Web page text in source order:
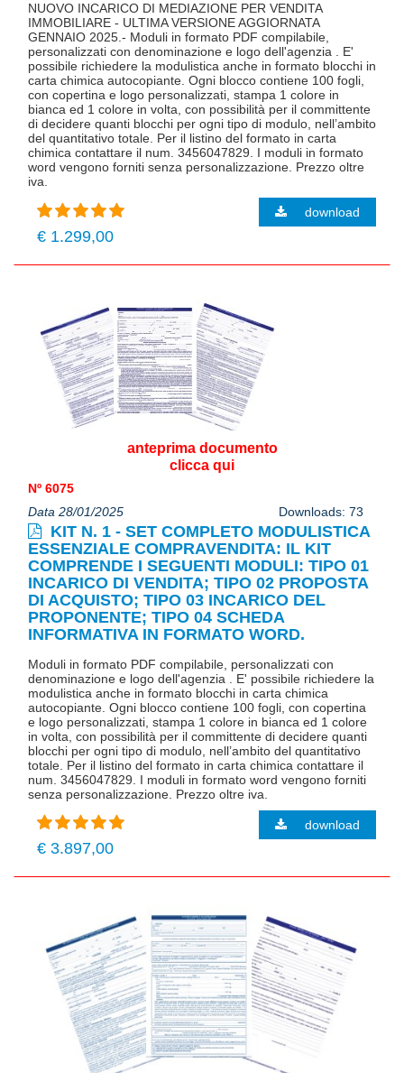
NUOVO INCARICO DI MEDIAZIONE PER VENDITA
IMMOBILIARE - ULTIMA VERSIONE AGGIORNATA
GENNAIO 2025.- Moduli in formato PDF compilabile,
personalizzati con denominazione e logo dell'agenzia . E'
possibile richiedere la modulistica anche in formato blocchi in
carta chimica autocopiante. Ogni blocco contiene 100 fogli,
con copertina e logo personalizzati, stampa 1 colore in
bianca ed 1 colore in volta, con possibilità per il committente
di decidere quanti blocchi per ogni tipo di modulo, nell’ambito
del quantitativo totale. Per il listino del formato in carta
chimica contattare il num. 3456047829. I moduli in formato
word vengono forniti senza personalizzazione. Prezzo oltre
iva.
€ 1.299,00
download
anteprima documento
clicca qui
Nº 6075
Data 28/01/2025
Downloads: 73
KIT N. 1 - SET COMPLETO MODULISTICA
ESSENZIALE COMPRAVENDITA: IL KIT
COMPRENDE I SEGUENTI MODULI: TIPO 01
INCARICO DI VENDITA; TIPO 02 PROPOSTA
DI ACQUISTO; TIPO 03 INCARICO DEL
PROPONENTE; TIPO 04 SCHEDA
INFORMATIVA IN FORMATO WORD.
Moduli in formato PDF compilabile, personalizzati con
denominazione e logo dell'agenzia . E' possibile richiedere la
modulistica anche in formato blocchi in carta chimica
autocopiante. Ogni blocco contiene 100 fogli, con copertina
e logo personalizzati, stampa 1 colore in bianca ed 1 colore
in volta, con possibilità per il committente di decidere quanti
blocchi per ogni tipo di modulo, nell’ambito del quantitativo
totale. Per il listino del formato in carta chimica contattare il
num. 3456047829. I moduli in formato word vengono forniti
senza personalizzazione. Prezzo oltre iva.
€ 3.897,00
download